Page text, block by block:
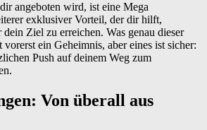
angeboten wird, ist eine Mega
exklusiver Vorteil, der dir hilft,
Ziel zu erreichen. Was genau dieser
ein Geheimnis, aber eines ist sicher:
Push auf deinem Weg zum
Von überall aus